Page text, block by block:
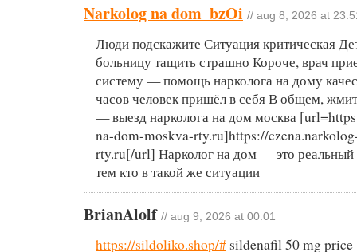
Narkolog na dom_bzOi // aug 8, 2026 at
Люди подскажите Ситуация критическая
больницу тащить страшно Короче, врач
систему — помощь нарколога на дому
часов человек пришёл в себя В общем,
— выезд нарколога на дом москва
na-dom-moskva-rty.ru]https://
rty.ru[/url] Нарколог на дом — это
тем кто в такой же ситуации
BrianAlolf // aug 9, 2026 at 00:01
https://sildoliko.shop/# sildenafil 50 mg price